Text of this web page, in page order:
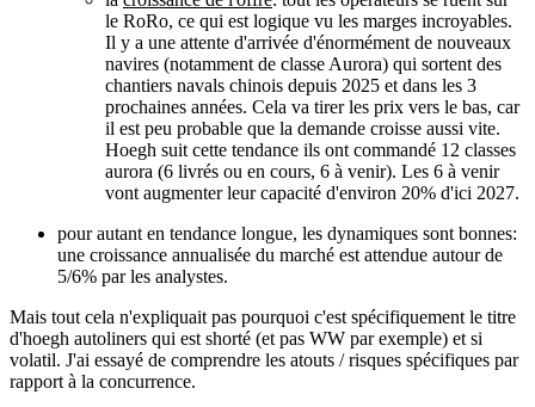
le RoRo, ce qui est logique vu les marges incroyables.
Il y a une attente d'arrivée d'énormément de nouveaux
navires (notamment de classe Aurora) qui sortent des
chantiers navals chinois depuis 2025 et dans les 3
prochaines années. Cela va tirer les prix vers le bas, car
il est peu probable que la demande croisse aussi vite.
Hoegh suit cette tendance ils ont commandé 12 classes
aurora (6 livrés ou en cours, 6 à venir). Les 6 à venir
vont augmenter leur capacité d'environ 20% d'ici 2027.
pour autant en tendance longue, les dynamiques sont bonnes:
une croissance annualisée du marché est attendue autour de
5/6% par les analystes.
Mais tout cela n'expliquait pas pourquoi c'est spécifiquement le titre
d'hoegh autoliners qui est shorté (et pas WW par exemple) et si
volatil. J'ai essayé de comprendre les atouts / risques spécifiques par
rapport à la concurrence.